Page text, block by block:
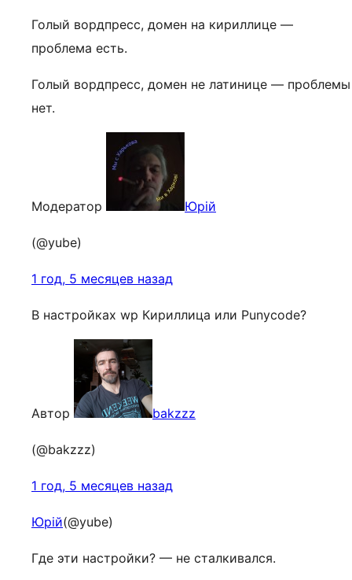
Голый вордпресс, домен на кириллице —
проблема есть.
Голый вордпресс, домен не латинице — проблемы
нет.
Модератор Юрій
(@yube)
1 год, 5 месяцев назад
В настройках wp Кириллица или Punycode?
Автор bakzzz
(@bakzzz)
1 год, 5 месяцев назад
Юрій(@yube)
Где эти настройки? — не сталкивался.